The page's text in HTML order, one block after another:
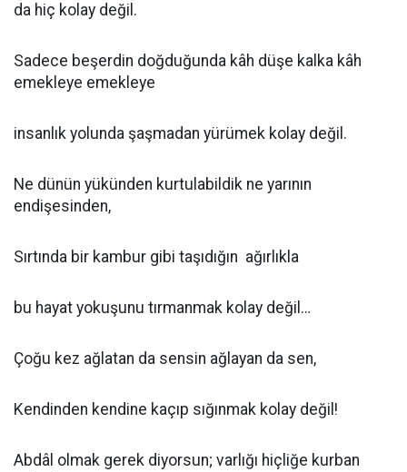
da hiç kolay değil.
Sadece beşerdin doğduğunda kâh düşe kalka kâh
emekleye emekleye
insanlık yolunda şaşmadan yürümek kolay değil.
Ne dünün yükünden kurtulabildik ne yarının
endişesinden,
Sırtında bir kambur gibi taşıdığın ağırlıkla
bu hayat yokuşunu tırmanmak kolay değil…
Çoğu kez ağlatan da sensin ağlayan da sen,
Kendinden kendine kaçıp sığınmak kolay değil!
Abdâl olmak gerek diyorsun; varlığı hiçliğe kurban